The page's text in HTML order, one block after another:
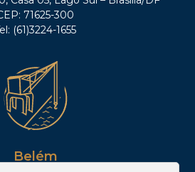
71625-300
(61)3224-1655
Belém